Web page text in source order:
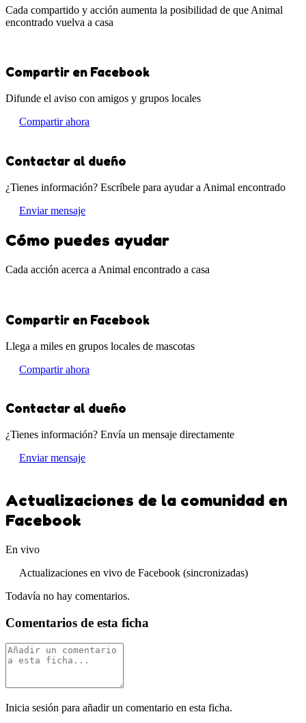
Cada compartido y acción aumenta la posibilidad de que Animal
encontrado vuelva a casa
Compartir en Facebook
Difunde el aviso con amigos y grupos locales
Compartir ahora
Contactar al dueño
¿Tienes información? Escríbele para ayudar a Animal encontrado
Enviar mensaje
Cómo puedes ayudar
Cada acción acerca a Animal encontrado a casa
Compartir en Facebook
Llega a miles en grupos locales de mascotas
Compartir ahora
Contactar al dueño
¿Tienes información? Envía un mensaje directamente
Enviar mensaje
Actualizaciones de la comunidad en
Facebook
En vivo
Actualizaciones en vivo de Facebook (sincronizadas)
Todavía no hay comentarios.
Comentarios de esta ficha
Inicia sesión para añadir un comentario en esta ficha.